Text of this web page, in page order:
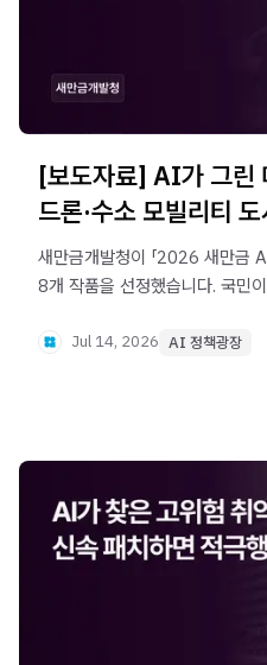
[보도자료] AI가 그린
드론·수소 모빌리티
새만금개발청이 「2026 새만금
8개 작품을 선정했습니다. 국민
등을 통해 새만금의 미래 비전을
Jul 14, 2026 AI 정책광장